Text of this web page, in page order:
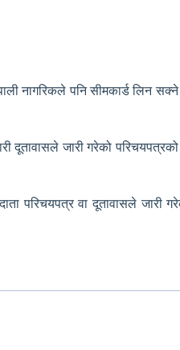
नागरिकले पनि सीमकार्ड लिन सक्ने
दूतावासले जारी गरेको
परिचयपत्र वा दूतावासले जारी